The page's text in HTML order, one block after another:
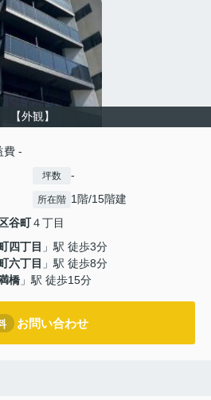
【外観】
-
坪数 -
所在階 1階/15階建
谷町４丁目
四丁目 」駅 徒歩3分
六丁目 」駅 徒歩8分
橋 」駅 徒歩15分
お問い合わせ